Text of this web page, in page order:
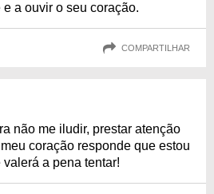
a ouvir o seu coração.
COMPARTILHAR
não me iludir, prestar atenção
coração responde que estou
a pena tentar!